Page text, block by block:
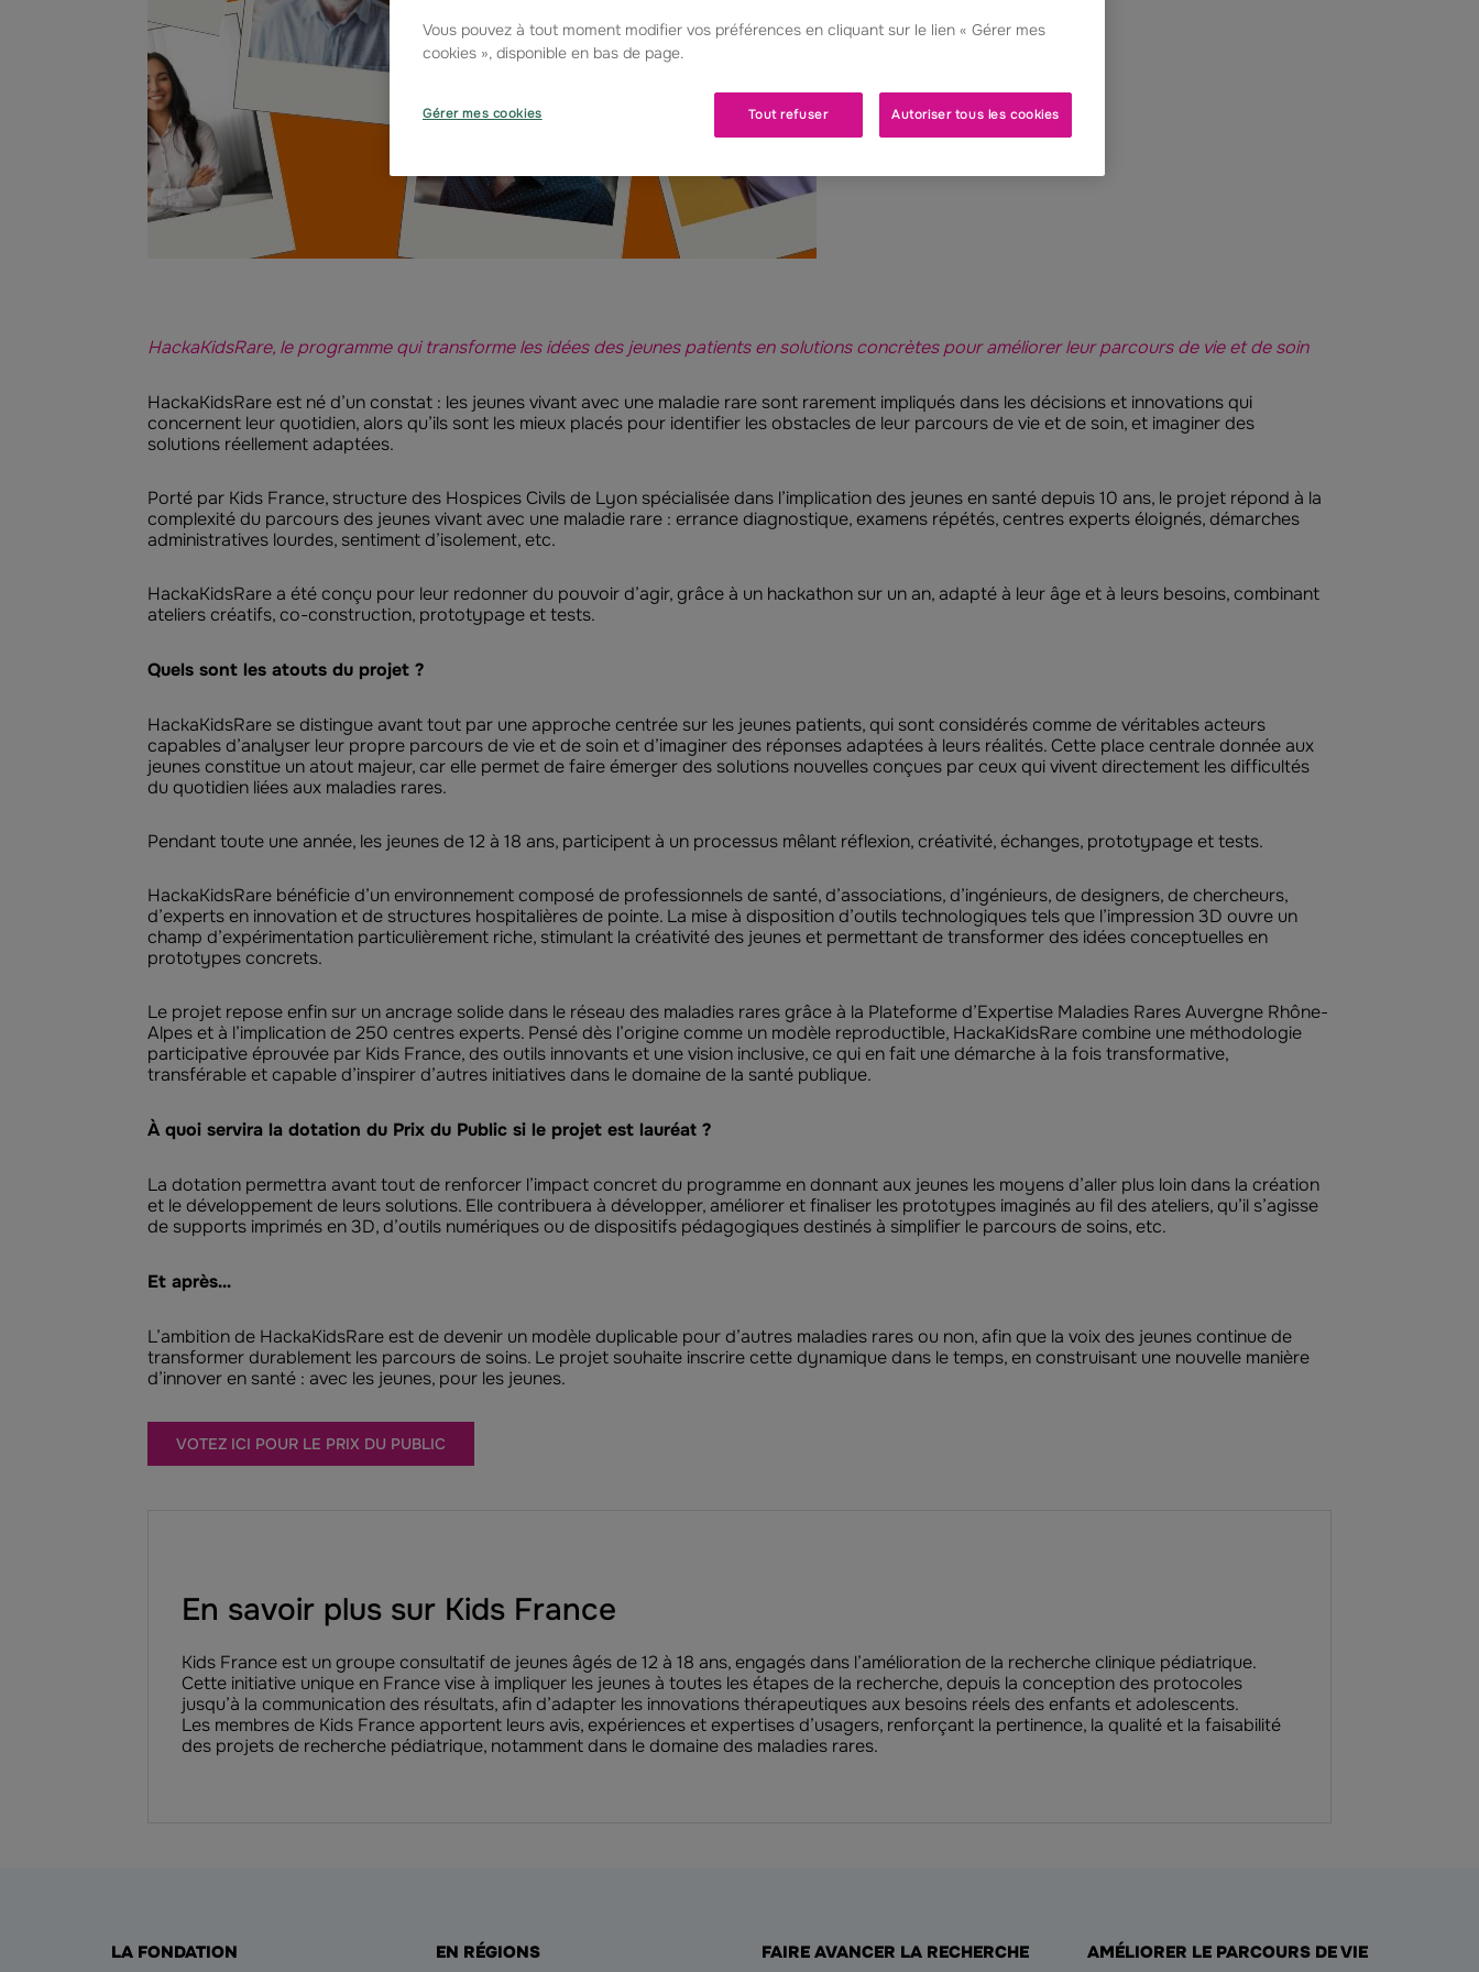
HackaKidsRare, le programme qui transforme les idées des jeunes patients en solutions concrètes pour améliorer leur parcours de vie et de soin
HackaKidsRare est né d’un constat : les jeunes vivant avec une maladie rare sont rarement impliqués dans les décisions et innovations qui
concernent leur quotidien, alors qu’ils sont les mieux placés pour identifier les obstacles de leur parcours de vie et de soin, et imaginer des
solutions réellement adaptées.
Porté par Kids France, structure des Hospices Civils de Lyon spécialisée dans l’implication des jeunes en santé depuis 10 ans, le projet répond à la
complexité du parcours des jeunes vivant avec une maladie rare : errance diagnostique, examens répétés, centres experts éloignés, démarches
administratives lourdes, sentiment d’isolement, etc.
HackaKidsRare a été conçu pour leur redonner du pouvoir d’agir, grâce à un hackathon sur un an, adapté à leur âge et à leurs besoins, combinant
ateliers créatifs, co-construction, prototypage et tests.
Quels sont les atouts du projet ?
HackaKidsRare se distingue avant tout par une approche centrée sur les jeunes patients, qui sont considérés comme de véritables acteurs
capables d’analyser leur propre parcours de vie et de soin et d’imaginer des réponses adaptées à leurs réalités. Cette place centrale donnée aux
jeunes constitue un atout majeur, car elle permet de faire émerger des solutions nouvelles conçues par ceux qui vivent directement les difficultés
du quotidien liées aux maladies rares.
Pendant toute une année, les jeunes de 12 à 18 ans, participent à un processus mêlant réflexion, créativité, échanges, prototypage et tests.
HackaKidsRare bénéficie d’un environnement composé de professionnels de santé, d’associations, d’ingénieurs, de designers, de chercheurs,
d’experts en innovation et de structures hospitalières de pointe. La mise à disposition d’outils technologiques tels que l’impression 3D ouvre un
champ d’expérimentation particulièrement riche, stimulant la créativité des jeunes et permettant de transformer des idées conceptuelles en
prototypes concrets.
Le projet repose enfin sur un ancrage solide dans le réseau des maladies rares grâce à la Plateforme d’Expertise Maladies Rares Auvergne Rhône-
Alpes et à l’implication de 250 centres experts. Pensé dès l’origine comme un modèle reproductible, HackaKidsRare combine une méthodologie
participative éprouvée par Kids France, des outils innovants et une vision inclusive, ce qui en fait une démarche à la fois transformative,
transférable et capable d’inspirer d’autres initiatives dans le domaine de la santé publique.
À quoi servira la dotation du Prix du Public si le projet est lauréat ?
La dotation permettra avant tout de renforcer l’impact concret du programme en donnant aux jeunes les moyens d’aller plus loin dans la création
et le développement de leurs solutions. Elle contribuera à développer, améliorer et finaliser les prototypes imaginés au fil des ateliers, qu’il s’agisse
de supports imprimés en 3D, d’outils numériques ou de dispositifs pédagogiques destinés à simplifier le parcours de soins, etc.
Et après…
L’ambition de HackaKidsRare est de devenir un modèle duplicable pour d’autres maladies rares ou non, afin que la voix des jeunes continue de
transformer durablement les parcours de soins. Le projet souhaite inscrire cette dynamique dans le temps, en construisant une nouvelle manière
d’innover en santé : avec les jeunes, pour les jeunes.
VOTEZ ICI POUR LE PRIX DU PUBLIC
En savoir plus sur Kids France
Kids France est un groupe consultatif de jeunes âgés de 12 à 18 ans, engagés dans l’amélioration de la recherche clinique pédiatrique.
Cette initiative unique en France vise à impliquer les jeunes à toutes les étapes de la recherche, depuis la conception des protocoles
jusqu’à la communication des résultats, afin d’adapter les innovations thérapeutiques aux besoins réels des enfants et adolescents.
Les membres de Kids France apportent leurs avis, expériences et expertises d’usagers, renforçant la pertinence, la qualité et la faisabilité
des projets de recherche pédiatrique, notamment dans le domaine des maladies rares.
LA FONDATION EN RÉGIONS FAIRE AVANCER LA RECHERCHE AMÉLIORER LE PARCOURS DE VIE
Vous pouvez à tout moment modifier vos préférences en cliquant sur le lien « Gérer mes
cookies », disponible en bas de page.
Tout refuser Autoriser tous les cookies
Gérer mes cookies